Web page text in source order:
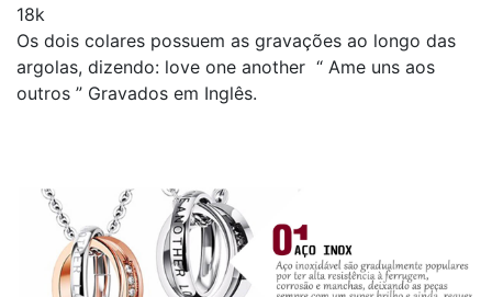
18k
Os dois colares possuem as gravações ao longo das
argolas, dizendo: love one another “ Ame uns aos
outros ” Gravados em Inglês.